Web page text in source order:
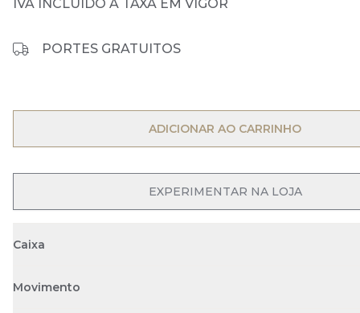
IVA INCLUÍDO À TAXA EM VIGOR
PORTES GRATUITOS
OPEN MENU
ADICIONAR AO CARRINHO
OPEN MENU
EXPERIMENTAR NA LOJA
Caixa
Movimento